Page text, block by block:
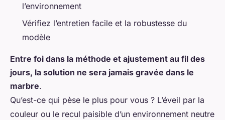
l’environnement
Vérifiez l’entretien facile et la robustesse du
modèle
Entre foi dans la méthode et ajustement au fil des
jours, la solution ne sera jamais gravée dans le
marbre.
Qu’est-ce qui pèse le plus pour vous ? L’éveil par la
couleur ou le recul paisible d’un environnement neutre